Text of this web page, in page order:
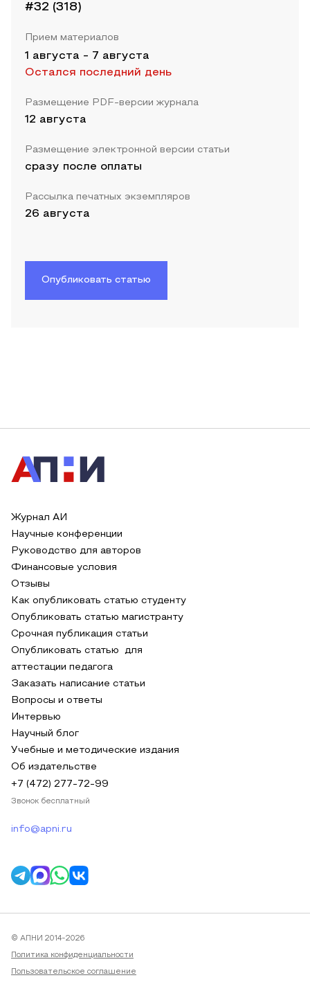
#32 (318)
Прием материалов
1 августа - 7 августа
Остался последний день
Размещение PDF-версии журнала
12 августа
Размещение электронной версии статьи
сразу после оплаты
Рассылка печатных экземпляров
26 августа
Опубликовать статью
Журнал АИ
Научные конференции
Руководство для авторов
Финансовые условия
Отзывы
Как опубликовать статью студенту
Опубликовать статью магистранту
Срочная публикация статьи
Опубликовать статью для
аттестации педагога
Заказать написание статьи
Вопросы и ответы
Интервью
Научный блог
Учебные и методические издания
Об издательстве
+7 (472) 277-72-99
Звонок бесплатный
info@apni.ru
© АПНИ 2014-2026
Политика конфиденциальности
Пользовательское соглашение